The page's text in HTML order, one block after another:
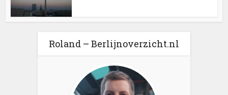
Roland – Berlijnoverzicht.nl